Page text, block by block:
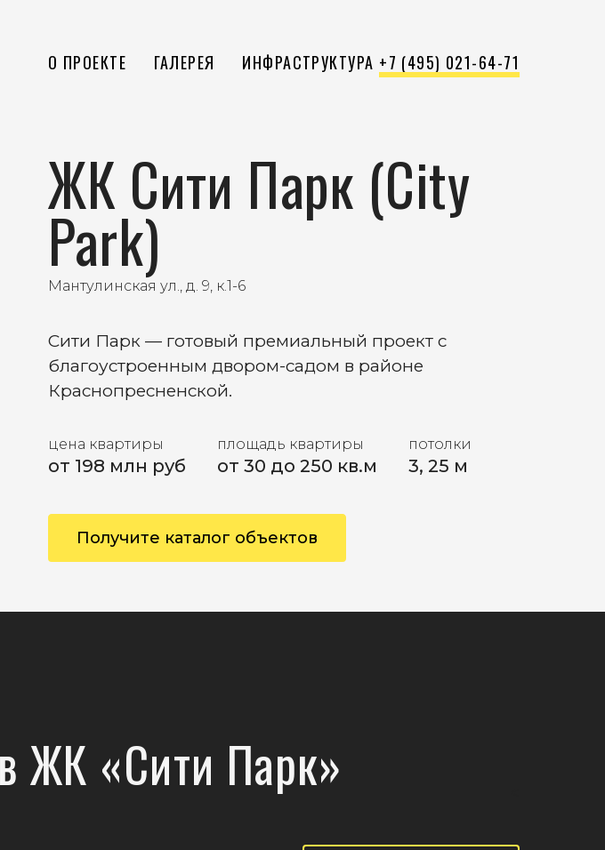
О ПРОЕКТЕ ГАЛЕРЕЯ ИНФРАСТРУКТУРА +7 (495) 021-64-71
ЖК Сити Парк (City
Park)
Мантулинская ул., д. 9, к.1-6
Сити Парк — готовый премиальный проект с
благоустроенным двором-садом в районе
Краснопресненской.
цена квартиры
от 198 млн руб
площадь квартиры
от 30 до 250 кв.м
потолки
3, 25 м
Получите каталог объектов
ЖК «Сити Парк»